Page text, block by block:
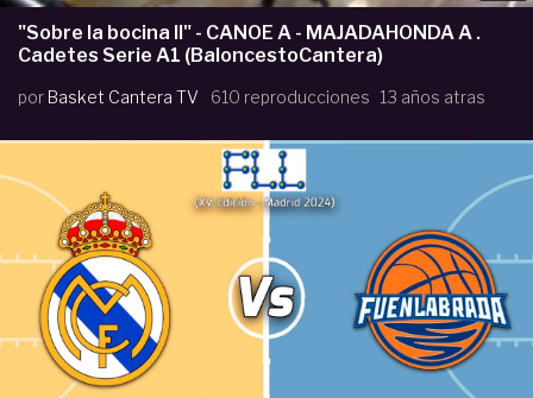
"Sobre la bocina II" - CANOE A - MAJADAHONDA A .
Cadetes Serie A1 (BaloncestoCantera)
por Basket Cantera TV 610 reproducciones 13 años atras